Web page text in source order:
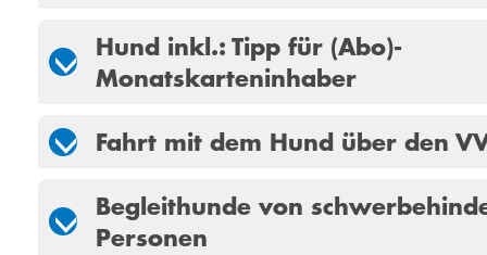
Hund inkl.: Tipp für (Abo)-
Monatskarteninhaber
Fahrt mit dem Hund über den
Begleithunde von
Personen